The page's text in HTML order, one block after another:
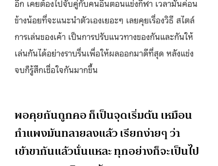
อีก เคยต้องไปจับคู่กับคนอื่นตอนแข่งกีฬา เวลามันค่อน
ข้างน้อยที่จะแนะนำตัวเองเยอะๆ เลยคุยเรื่องวิธี สไตล์
การเล่นของเค้า เป็นการปรับแนวทางของกันและกันให้
เล่นกันได้อย่างราบรื่นเพื่อให้ผลออกมาดีที่สุด หลังแข่ง
จบก็รู้สึกเชื่อใจกันมากขึ้น
พอคุยกันถูกคอ ก็เป็นจุดเริ่มต้น เหมือน
กำแพงมันทลายลงแล้ว เรียกง่ายๆ ว่า
เข้าขากันแล้วนั่นแหละ ทุกอย่างก็จะเป็นไป